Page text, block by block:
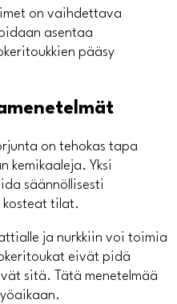
on vaihdettava
asentaa
pääsy
on tehokas tapa
kemikaaleja. Yksi
säännöllisesti
kosteat tilat.
ja nurkkiin voi toimia
eivät pidä
sitä. Tätä menetelmää